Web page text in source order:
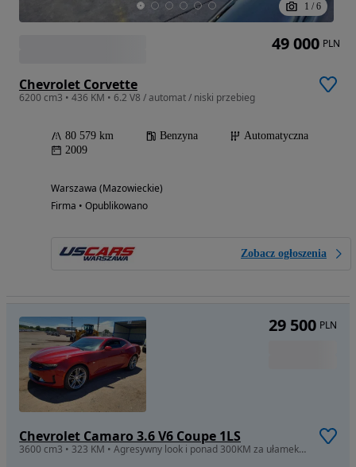
1 / 6
Chevrolet Corvette
6200 cm3 • 436 KM • 6.2 V8 / automat / niski przebieg
80 579 km Benzyna
Automatyczna
2009
Warszawa (Mazowieckie)
Firma • Opublikowano
Zobacz ogłoszenia
49 000 PLN
Chevrolet Camaro 3.6 V6 Coupe 1LS
3600 cm3 • 323 KM • Agresywny look i ponad 300KM za ułamek ceny!
29 500 PLN